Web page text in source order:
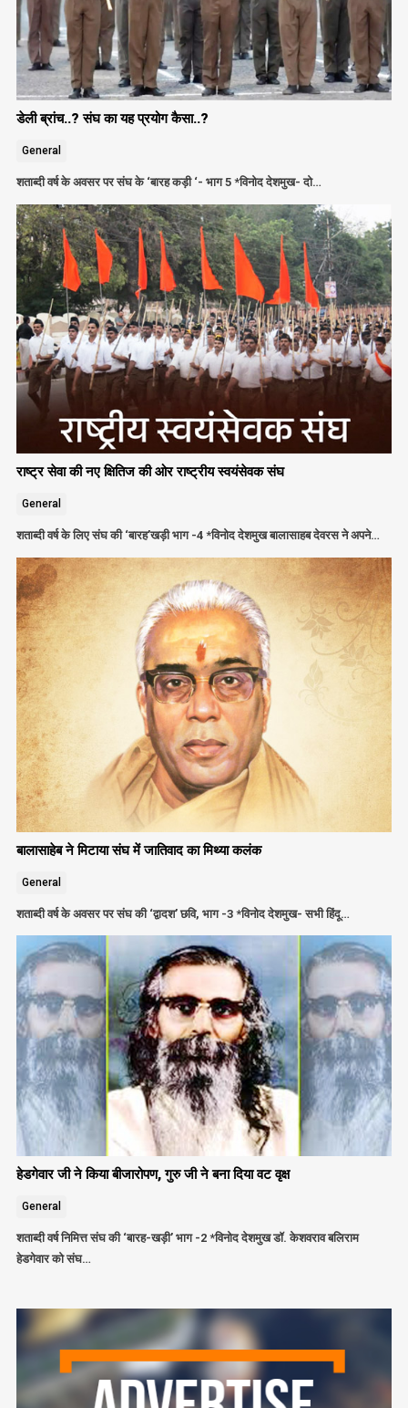
डेली ब्रांच..? संघ का यह प्रयोग कैसा..?
General
शताब्दी वर्ष के अवसर पर संघ के ‘बारह कड़ी ‘- भाग 5 *विनोद देशमुख- दो…
राष्ट्र सेवा की नए क्षितिज की ओर राष्ट्रीय स्वयंसेवक संघ
General
शताब्दी वर्ष के लिए संघ की ‘बारह’खड़ी भाग -4 *विनोद देशमुख बालासाहब देवरस ने अपने…
बालासाहेब ने मिटाया संघ में जातिवाद का मिथ्या कलंक
General
शताब्दी वर्ष के अवसर पर संघ की ‘द्वादश’ छवि, भाग -3 *विनोद देशमुख- सभी हिंदू…
हेडगेवार जी ने किया बीजारोपण, गुरु जी ने बना दिया वट वृक्ष
General
शताब्दी वर्ष निमित्त संघ की ‘बारह-खड़ी’ भाग -2 *विनोद देशमुख डॉ. केशवराव बलिराम
हेडगेवार को संघ…